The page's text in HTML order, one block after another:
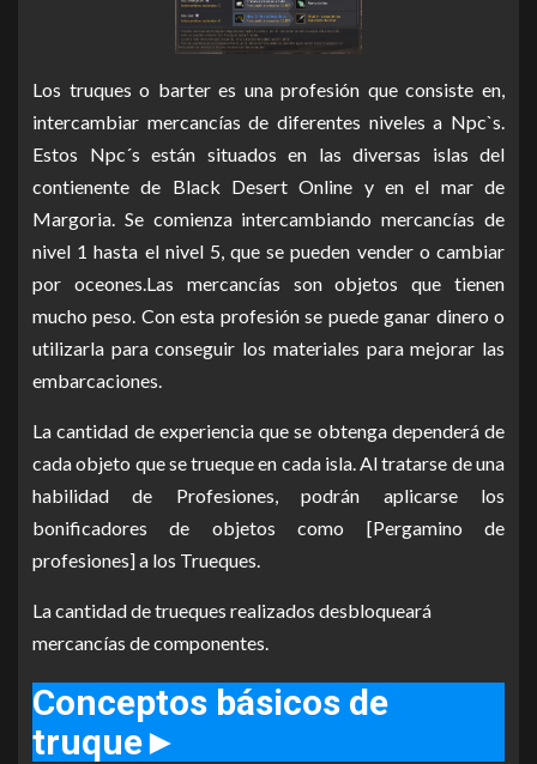
Los truques o barter es una profesión que consiste en,
intercambiar mercancías de diferentes niveles a Npc`s.
Estos Npc´s están situados en las diversas islas del
contienente de Black Desert Online y en el mar de
Margoria. Se comienza intercambiando mercancías de
nivel 1 hasta el nivel 5, que se pueden vender o cambiar
por oceones.Las mercancías son objetos que tienen
mucho peso. Con esta profesión se puede ganar dinero o
utilizarla para conseguir los materiales para mejorar las
embarcaciones.
La cantidad de experiencia que se obtenga dependerá de
cada objeto que se trueque en cada isla. Al tratarse de una
habilidad de Profesiones, podrán aplicarse los
bonificadores de objetos como [Pergamino de
profesiones] a los Trueques.
La cantidad de trueques realizados desbloqueará
mercancías de componentes.
Conceptos básicos de
truque►